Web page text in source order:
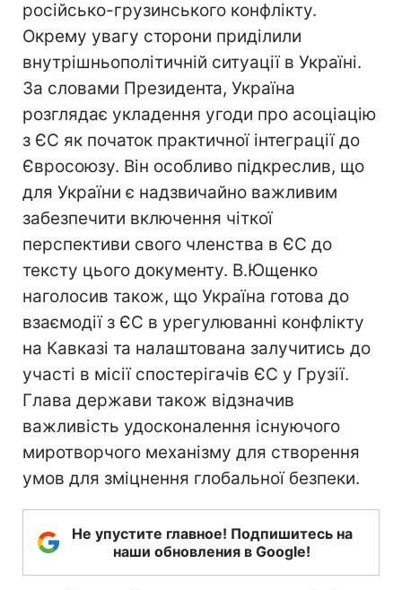
російсько-грузинського конфлікту.
Окрему увагу сторони приділили
внутрішньополітичній ситуації в Україні.
За словами Президента, Україна
розглядає укладення угоди про асоціацію
з ЄС як початок практичної інтеграції до
Євросоюзу. Він особливо підкреслив, що
для України є надзвичайно важливим
забезпечити включення чіткої
перспективи свого членства в ЄС до
тексту цього документу. В.Ющенко
наголосив також, що Україна готова до
взаємодії з ЄС в урегулюванні конфлікту
на Кавказі та налаштована залучитись до
участі в місії спостерігачів ЄС у Грузії.
Глава держави також відзначив
важливість удосконалення існуючого
миротворчого механізму для створення
умов для зміцнення глобальної безпеки.
Не упустите главное! Подпишитесь на
наши обновления в Google!